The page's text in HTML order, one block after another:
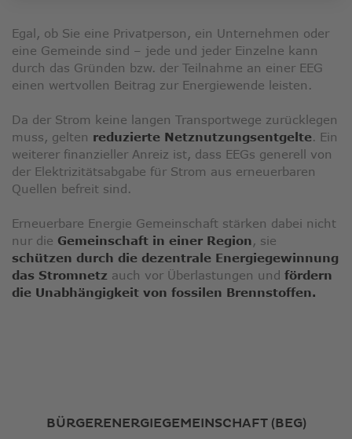
Egal, ob Sie eine Privatperson, ein Unternehmen oder
eine Gemeinde sind – jede und jeder Einzelne kann
durch das Gründen bzw. der Teilnahme an einer EEG
einen wertvollen Beitrag zur Energiewende leisten.
Da der Strom keine langen Transportwege zurücklegen
muss, gelten reduzierte Netznutzungsentgelte. Ein
weiterer finanzieller Anreiz ist, dass EEGs generell von
der Elektrizitätsabgabe für Strom aus erneuerbaren
Quellen befreit sind.
Erneuerbare Energie Gemeinschaft stärken dabei nicht
nur die Gemeinschaft in einer Region, sie
schützen durch die dezentrale Energiegewinnung
das Stromnetz auch vor Überlastungen und fördern
die Unabhängigkeit von fossilen Brennstoffen.
BÜRGERENERGIEGEMEINSCHAFT (BEG)